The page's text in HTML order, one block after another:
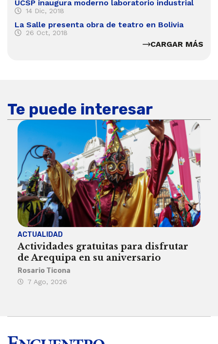
UCSP inaugura moderno laboratorio industrial
14 Dic, 2018
La Salle presenta obra de teatro en Bolivia
26 Oct, 2018
CARGAR MÁS
Te puede interesar
ACTUALIDAD
Actividades gratuitas para disfrutar
de Arequipa en su aniversario
Rosario Ticona
7 Ago, 2026